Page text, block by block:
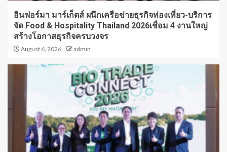
อินฟอร์มา มาร์เก็ตส์ ผนึกเครือข่ายธุรกิจท่องเที่ยว-บริการ
จัด Food & Hospitality Thailand 2026เชื่อม 4 งานใหญ่
สร้างโอกาสธุรกิจครบวงจร
August 6, 2026 admin